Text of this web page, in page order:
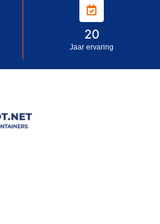
20
Jaar ervaring